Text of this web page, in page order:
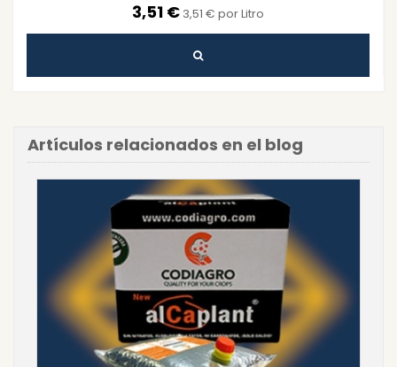
3,51 € 3,51 € por Litro
Artículos relacionados en el blog